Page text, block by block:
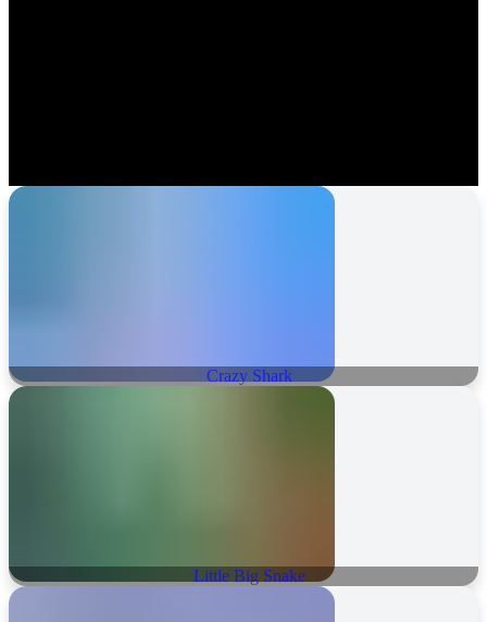
Crazy Shark
Little Big Snake